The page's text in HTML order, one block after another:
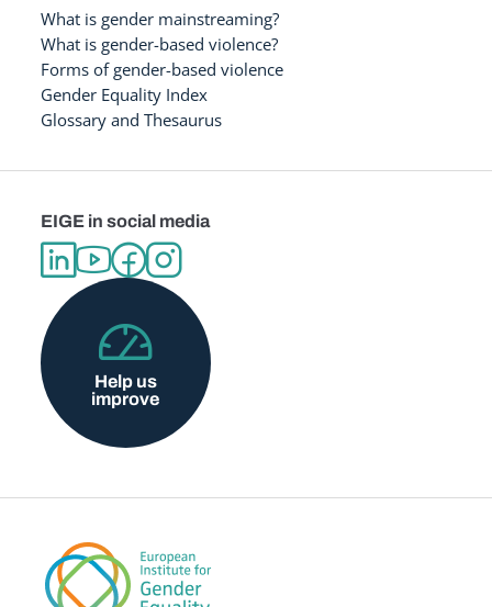
What is gender mainstreaming?
What is gender-based violence?
Forms of gender-based violence
Gender Equality Index
Glossary and Thesaurus
EIGE in social media
Help us
improve